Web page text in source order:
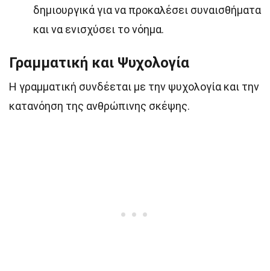
δημιουργικά για να προκαλέσει συναισθήματα
και να ενισχύσει το νόημα.
Γραμματική και Ψυχολογία
Η γραμματική συνδέεται με την ψυχολογία και την
κατανόηση της ανθρώπινης σκέψης.